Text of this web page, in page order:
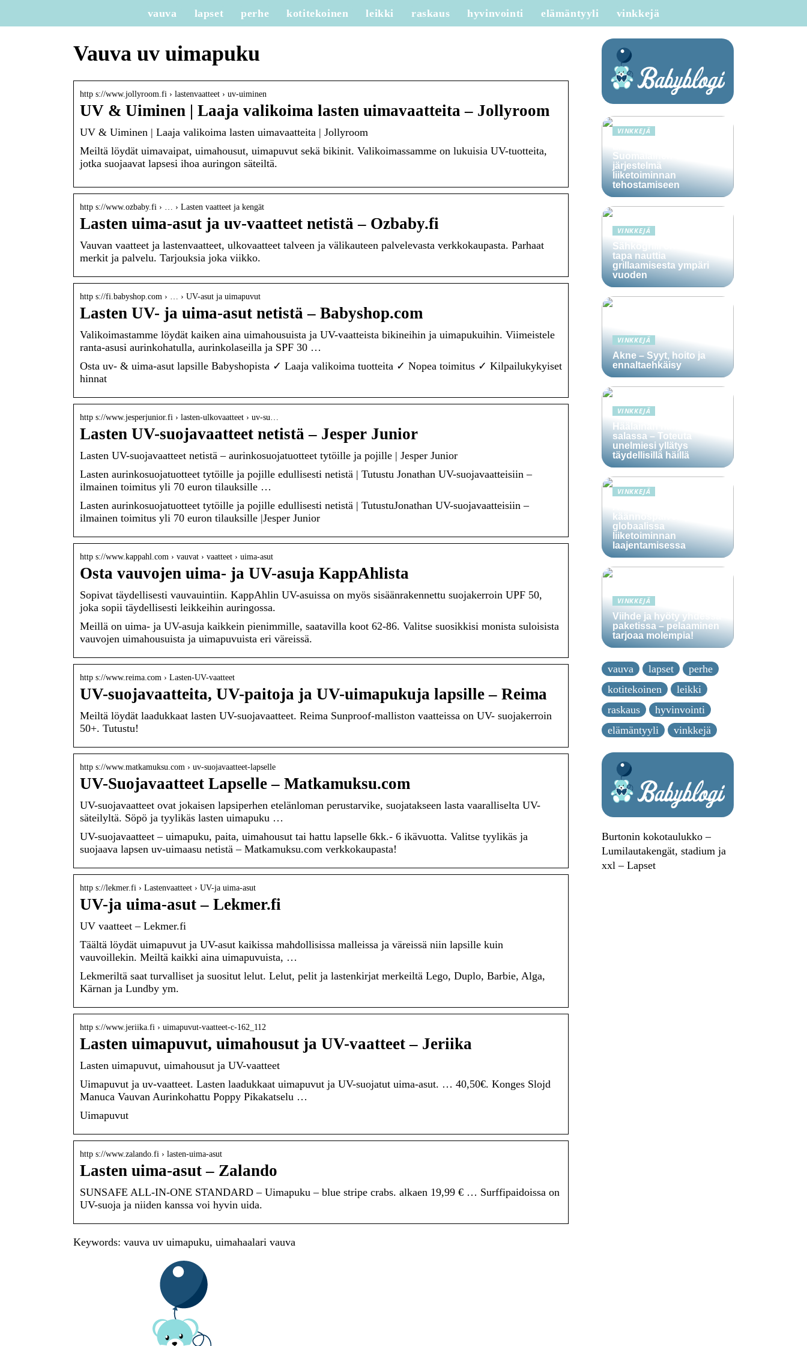
vauva lapset perhe kotitekoinen leikki raskaus hyvinvointi elämäntyyli vinkkejä
Vauva uv uimapuku
http s://www.jollyroom.fi › lastenvaatteet › uv-uiminen
UV & Uiminen | Laaja valikoima lasten uimavaatteita – Jollyroom
UV & Uiminen | Laaja valikoima lasten uimavaatteita | Jollyroom
Meiltä löydät uimavaipat, uimahousut, uimapuvut sekä bikinit. Valikoimassamme on lukuisia UV-tuotteita,
jotka suojaavat lapsesi ihoa auringon säteiltä.
http s://www.ozbaby.fi › … › Lasten vaatteet ja kengät
Lasten uima-asut ja uv-vaatteet netistä – Ozbaby.fi
Vauvan vaatteet ja lastenvaatteet, ulkovaatteet talveen ja välikauteen palvelevasta verkkokaupasta. Parhaat
merkit ja palvelu. Tarjouksia joka viikko.
http s://fi.babyshop.com › … › UV-asut ja uimapuvut
Lasten UV- ja uima-asut netistä – Babyshop.com
Valikoimastamme löydät kaiken aina uimahousuista ja UV-vaatteista bikineihin ja uimapukuihin. Viimeistele
ranta-asusi aurinkohatulla, aurinkolaseilla ja SPF 30 …
Osta uv- & uima-asut lapsille Babyshopista ✓ Laaja valikoima tuotteita ✓ Nopea toimitus ✓ Kilpailukykyiset
hinnat
http s://www.jesperjunior.fi › lasten-ulkovaatteet › uv-su…
Lasten UV-suojavaatteet netistä – Jesper Junior
Lasten UV-suojavaatteet netistä – aurinkosuojatuotteet tytöille ja pojille | Jesper Junior
Lasten aurinkosuojatuotteet tytöille ja pojille edullisesti netistä | Tutustu Jonathan UV-suojavaatteisiin –
ilmainen toimitus yli 70 euron tilauksille …
Lasten aurinkosuojatuotteet tytöille ja pojille edullisesti netistä | TutustuJonathan UV-suojavaatteisiin –
ilmainen toimitus yli 70 euron tilauksille |Jesper Junior
http s://www.kappahl.com › vauvat › vaatteet › uima-asut
Osta vauvojen uima- ja UV-asuja KappAhlista
Sopivat täydellisesti vauvauintiin. KappAhlin UV-asuissa on myös sisäänrakennettu suojakerroin UPF 50,
joka sopii täydellisesti leikkeihin auringossa.
Meillä on uima- ja UV-asuja kaikkein pienimmille, saatavilla koot 62-86. Valitse suosikkisi monista suloisista
vauvojen uimahousuista ja uimapuvuista eri väreissä.
http s://www.reima.com › Lasten-UV-vaatteet
UV-suojavaatteita, UV-paitoja ja UV-uimapukuja lapsille – Reima
Meiltä löydät laadukkaat lasten UV-suojavaatteet. Reima Sunproof-malliston vaatteissa on UV- suojakerroin
50+. Tutustu!
http s://www.matkamuksu.com › uv-suojavaatteet-lapselle
UV-Suojavaatteet Lapselle – Matkamuksu.com
UV-suojavaatteet ovat jokaisen lapsiperhen etelänloman perustarvike, suojatakseen lasta vaaralliselta UV-
säteilyltä. Söpö ja tyylikäs lasten uimapuku …
UV-suojavaatteet – uimapuku, paita, uimahousut tai hattu lapselle 6kk.- 6 ikävuotta. Valitse tyylikäs ja
suojaava lapsen uv-uimaasu netistä – Matkamuksu.com verkkokaupasta!
http s://lekmer.fi › Lastenvaatteet › UV-ja uima-asut
UV-ja uima-asut – Lekmer.fi
UV vaatteet – Lekmer.fi
Täältä löydät uimapuvut ja UV-asut kaikissa mahdollisissa malleissa ja väreissä niin lapsille kuin
vauvoillekin. Meiltä kaikki aina uimapuvuista, …
Lekmeriltä saat turvalliset ja suositut lelut. Lelut, pelit ja lastenkirjat merkeiltä Lego, Duplo, Barbie, Alga,
Kärnan ja Lundby ym.
http s://www.jeriika.fi › uimapuvut-vaatteet-c-162_112
Lasten uimapuvut, uimahousut ja UV-vaatteet – Jeriika
Lasten uimapuvut, uimahousut ja UV-vaatteet
Uimapuvut ja uv-vaatteet. Lasten laadukkaat uimapuvut ja UV-suojatut uima-asut. … 40,50€. Konges Slojd
Manuca Vauvan Aurinkohattu Poppy Pikakatselu …
Uimapuvut
http s://www.zalando.fi › lasten-uima-asut
Lasten uima-asut – Zalando
SUNSAFE ALL-IN-ONE STANDARD – Uimapuku – blue stripe crabs. alkaen 19,99 € … Surffipaidoissa on
UV-suoja ja niiden kanssa voi hyvin uida.
Keywords: vauva uv uimapuku, uimahaalari vauva
VINKKEJÄ
Suomalainen CRM-
järjestelmä
liiketoiminnan
tehostamiseen
VINKKEJÄ
Sähkögrilli on vaivaton
tapa nauttia
grillaamisesta ympäri
vuoden
VINKKEJÄ
Akne – Syyt, hoito ja
ennaltaehkäisy
VINKKEJÄ
Häälainan hakeminen
salassa – Toteuta
unelmiesi yllätys
täydellisillä häillä
VINKKEJÄ
käännöspalvelujen rooli
globaalissa
liiketoiminnan
laajentamisessa
VINKKEJÄ
Viihde ja hyöty yhdessä
paketissa – pelaaminen
tarjoaa molempia!
vauva lapset
perhe
kotitekoinen
leikki
raskaus
hyvinvointi
elämäntyyli
vinkkejä
Burtonin kokotaulukko –
Lumilautakengät, stadium ja
xxl – Lapset